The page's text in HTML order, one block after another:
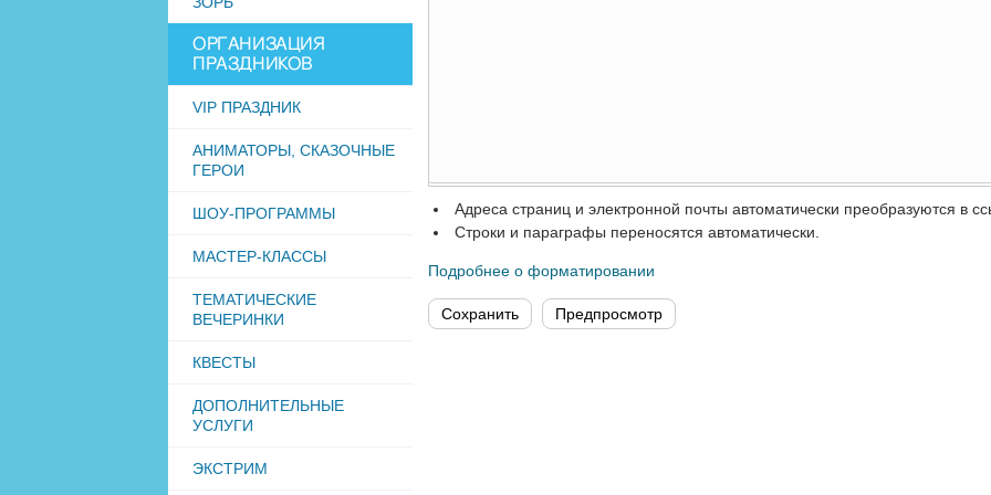
ОРГАНИЗАЦИЯ
ПРАЗДНИКОВ
VIP ПРАЗДНИК
АНИМАТОРЫ, СКАЗОЧНЫЕ
ГЕРОИ
ШОУ-ПРОГРАММЫ
МАСТЕР-КЛАССЫ
ТЕМАТИЧЕСКИЕ
ВЕЧЕРИНКИ
КВЕСТЫ
ДОПОЛНИТЕЛЬНЫЕ
УСЛУГИ
ЭКСТРИМ
Адреса страниц и электронной почты автоматически преобразуются в
Строки и параграфы переносятся автоматически.
Подробнее о форматировании